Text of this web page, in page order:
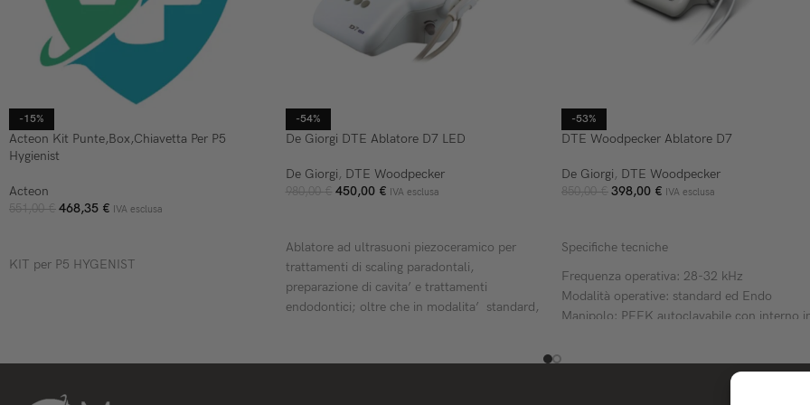
-15%
Acteon Kit Punte,Box,Chiavetta Per P5
Hygienist
Acteon
551,00€ 468,35 € IVA esclusa
KIT per P5 HYGENIST
-54%
De Giorgi DTE Ablatore D7 LED
De Giorgi, DTE Woodpecker
980,00€ 450,00 € IVA esclusa
Ablatore ad ultrasuoni piezoceramico per
trattamenti di scaling paradontali,
preparazione di cavita’ e trattamenti
endodontici; oltre che in modalita’ standard,
-53%
DTE Woodpecker Ablatore D7
De Giorgi, DTE Woodpecker
850,00€ 398,00 € IVA esclusa
Specifiche tecniche
Frequenza operativa: 28-32 kHz
Modalità operative: standard ed Endo
Manipolo: PEEK autoclavabile con interno